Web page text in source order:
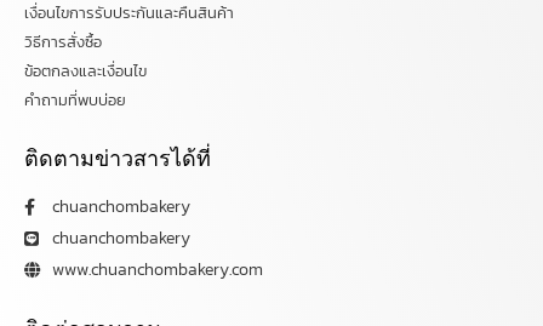
เงื่อนไขการรับประกันและคืนสินค้า
วิธีการสั่งซื้อ
ข้อตกลงและเงื่อนไข
คำถามที่พบบ่อย
ติดตามข่าวสารได้ที่
chuanchombakery
chuanchombakery
www.chuanchombakery.com